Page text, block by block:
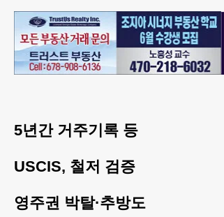
5년간 거주기록 등
USCIS, 철저 검증
영주권 박탈·추방도